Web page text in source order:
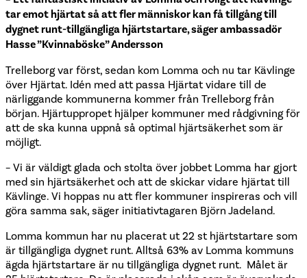
tar emot hjärtat så att fler människor kan få tillgång till
dygnet runt-tillgängliga hjärtstartare, säger ambassadör
Hasse ”Kvinnaböske” Andersson
Trelleborg var först, sedan kom Lomma och nu tar Kävlinge
över Hjärtat. Idén med att passa Hjärtat vidare till de
närliggande kommunerna kommer från Trelleborg från
början. Hjärtuppropet hjälper kommuner med rådgivning för
att de ska kunna uppnå så optimal hjärtsäkerhet som är
möjligt.
– Vi är väldigt glada och stolta över jobbet Lomma har gjort
med sin hjärtsäkerhet och att de skickar vidare hjärtat till
Kävlinge. Vi hoppas nu att fler kommuner inspireras och vill
göra samma sak, säger initiativtagaren Björn Jadeland.
Lomma kommun har nu placerat ut 22 st hjärtstartare som
är tillgängliga dygnet runt. Alltså 63% av Lomma kommuns
ägda hjärtstartare är nu tillgängliga dygnet runt. Målet är